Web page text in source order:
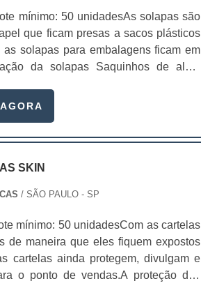
mínimo: 50 unidadesAs solapas são
que ficam presas a sacos plásticos
solapas para embalagens ficam em
da solapas Saquinhos de alho;
e personalizada. Geralmente estas
SKIN
/ SÃO PAULO - SP
mínimo: 50 unidadesCom as cartelas
de maneira que eles fiquem expostos
cartelas ainda protegem, divulgam e
o ponto de vendas.A proteção dos